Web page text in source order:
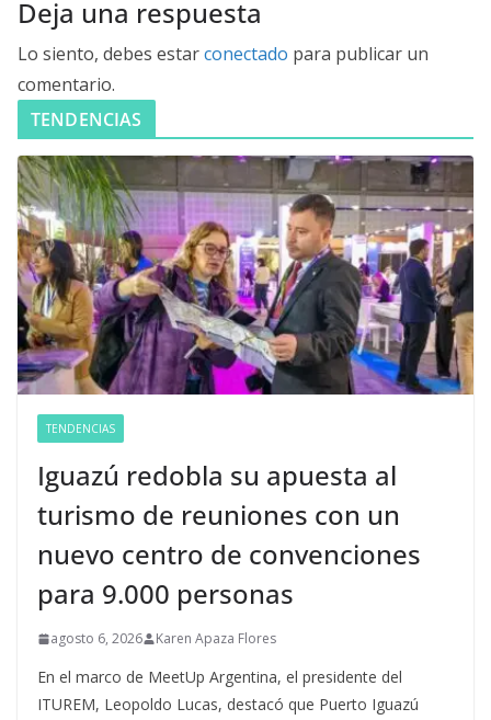
Deja una respuesta
Lo siento, debes estarconectado para publicar un
comentario.
TENDENCIAS
TENDENCIAS
Iguazú redobla su apuesta al
turismo de reuniones con un
nuevo centro de convenciones
para 9.000 personas
agosto 6, 2026 Karen Apaza Flores
En el marco de MeetUp Argentina, el presidente del
ITUREM, Leopoldo Lucas, destacó que Puerto Iguazú